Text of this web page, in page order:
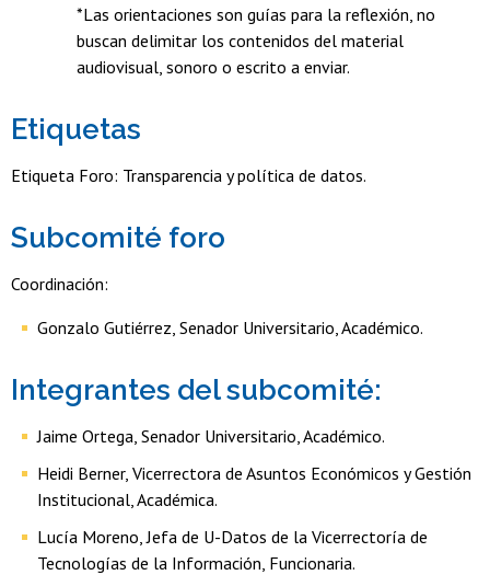
*Las orientaciones son guías para la reflexión, no
buscan delimitar los contenidos del material
audiovisual, sonoro o escrito a enviar.
Etiquetas
Etiqueta Foro: Transparencia y política de datos.
Subcomité foro
Coordinación:
Gonzalo Gutiérrez, Senador Universitario, Académico.
Integrantes del subcomité:
Jaime Ortega, Senador Universitario, Académico.
Heidi Berner, Vicerrectora de Asuntos Económicos y Gestión
Institucional, Académica.
Lucía Moreno, Jefa de U-Datos de la Vicerrectoría de
Tecnologías de la Información, Funcionaria.